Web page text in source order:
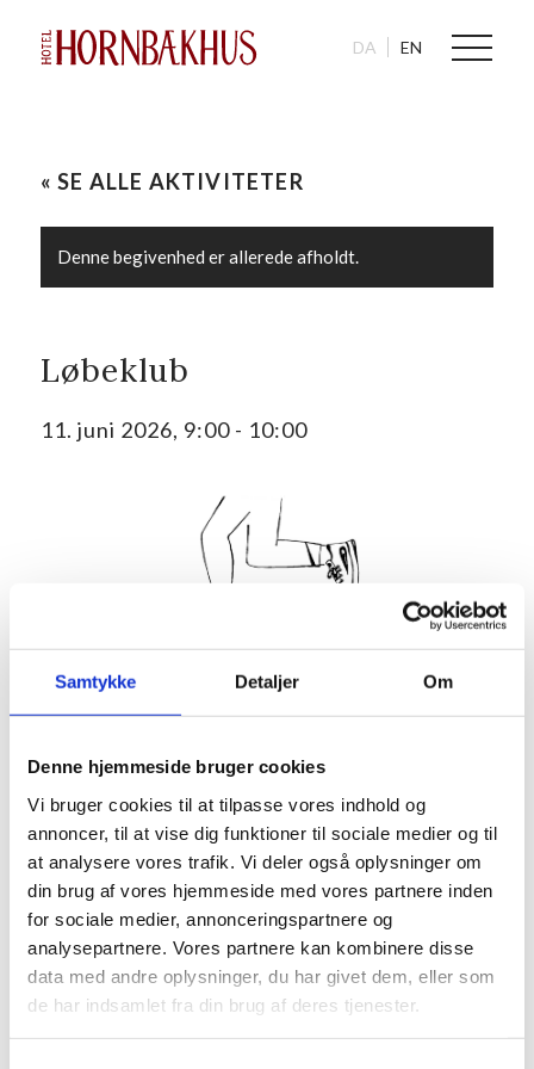
Samtykke Detaljer Om
Denne hjemmeside bruger cookies
Vi bruger cookies til at tilpasse vores indhold og
annoncer, til at vise dig funktioner til sociale medier og til
at analysere vores trafik. Vi deler også oplysninger om
din brug af vores hjemmeside med vores partnere inden
for sociale medier, annonceringspartnere og
analysepartnere. Vores partnere kan kombinere disse
data med andre oplysninger, du har givet dem, eller som
de har indsamlet fra din brug af deres tjenester.
DA EN
« SE ALLE AKTIVITETER
Denne begivenhed er allerede afholdt.
Løbeklub
11. juni 2026, 9:00- 10:00
at holde gejsten højt og sørge for, at alle er med.
eller først lige er nået op på de 3 km uden at holde pause.
Vi mødes ved trappen foran Hornbækhus ca. 5 min før, hvor
en repræsentant fra løbeklubben vil tage imod.
Bagefter er der kaffe og morgenbolle på Hornbækhus.
Det er gratis at deltage. Du møder bare op.
Vi glæder os til at løbe med dig.
Bedste hilsner fra Løbeklubben.